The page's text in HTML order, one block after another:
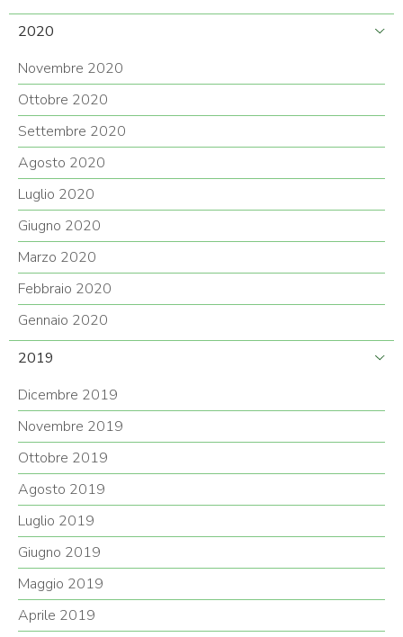
2020
Novembre 2020
Ottobre 2020
Settembre 2020
Agosto 2020
Luglio 2020
Giugno 2020
Marzo 2020
Febbraio 2020
Gennaio 2020
2019
Dicembre 2019
Novembre 2019
Ottobre 2019
Agosto 2019
Luglio 2019
Giugno 2019
Maggio 2019
Aprile 2019